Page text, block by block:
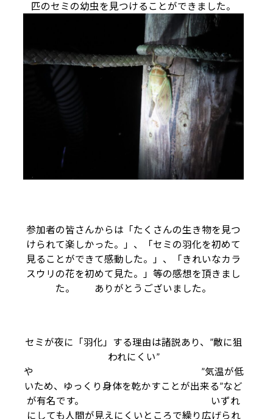
匹のセミの幼虫を見つけることができました。
参加者の皆さんからは「たくさんの生き物を見つ
けられて楽しかった。」、「セミの羽化を初めて
見ることができて感動した。」、「きれいなカラ
スウリの花を初めて見た。」等の感想を頂きまし
た。 ありがとうございました。
セミが夜に「羽化」する理由は諸説あり、”敵に狙
われにくい”
や ”気温が低
いため、ゆっくり身体を乾かすことが出来る”など
が有名です。 いずれ
にしても人間が見えにくいところで繰り広げられ